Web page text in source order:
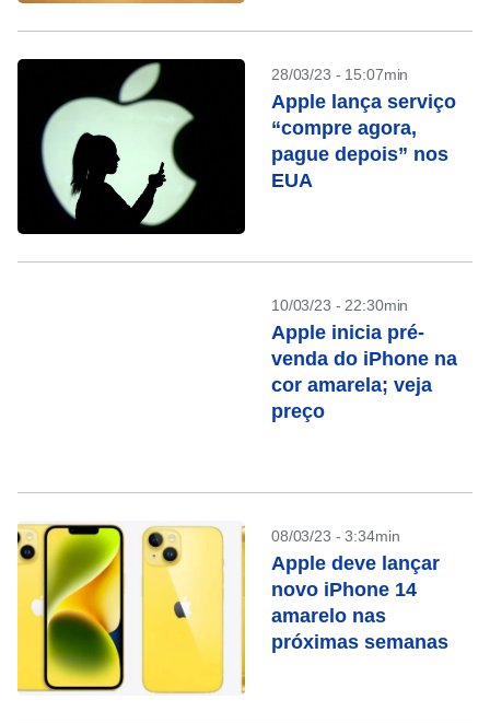
28/03/23 - 15:07min
Apple lança serviço
“compre agora,
pague depois” nos
EUA
10/03/23 - 22:30min
Apple inicia pré-
venda do iPhone na
cor amarela; veja
preço
08/03/23 - 3:34min
Apple deve lançar
novo iPhone 14
amarelo nas
próximas semanas